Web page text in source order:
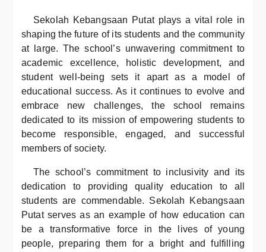
Sekolah Kebangsaan Putat plays a vital role in
shaping the future of its students and the community
at large. The school’s unwavering commitment to
academic excellence, holistic development, and
student well-being sets it apart as a model of
educational success. As it continues to evolve and
embrace new challenges, the school remains
dedicated to its mission of empowering students to
become responsible, engaged, and successful
members of society.
The school’s commitment to inclusivity and its
dedication to providing quality education to all
students are commendable. Sekolah Kebangsaan
Putat serves as an example of how education can
be a transformative force in the lives of young
people, preparing them for a bright and fulfilling